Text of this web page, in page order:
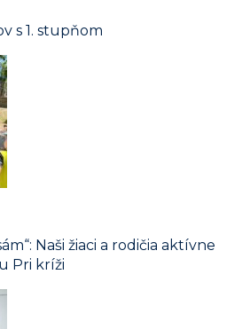
s 1. stupňom
Naši žiaci a rodičia aktívne
Pri kríži